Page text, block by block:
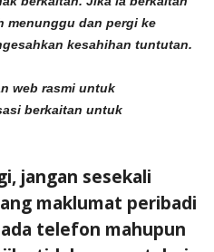
menunggu dan pergi ke
kesahihan tuntutan.
web rasmi untuk
berkaitan untuk
jangan sesekali
maklumat peribadi
telefon mahupun